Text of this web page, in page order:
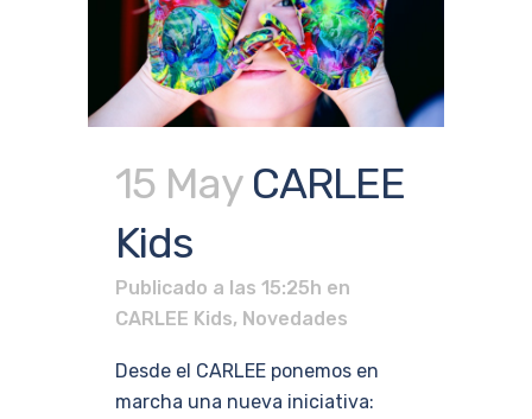
15 May CARLEE
Kids
Publicado a las 15:25h en
CARLEE Kids, Novedades
Desde el CARLEE ponemos en
marcha una nueva iniciativa: